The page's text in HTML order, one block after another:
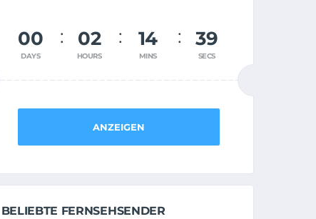
00
DAYS
02
HOURS
14
MINS
38
SECS
ANZEIGEN
BELIEBTE FERNSEHSENDER